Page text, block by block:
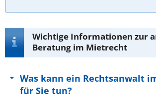
Wichtige Informationen zur
Beratung im Mietrecht
Was kann ein Rechtsanwalt
für Sie tun?